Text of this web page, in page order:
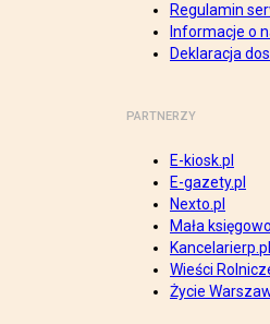
Regulamin
Informacje o
Deklaracja
PARTNERZY
E-kiosk.pl
E-gazety.pl
Nexto.pl
Mała
Kancelarierp.pl
Wieści
Życie